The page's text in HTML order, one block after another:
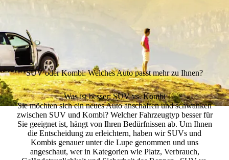
SUV oder Kombi: Welches Auto passt mehr zu Ihnen?
Was ist besser: SUV vs. Kombi
Sie möchten sich ein neues Auto anschaffen und schwanken
zwischen SUV und Kombi? Welcher Fahrzeugtyp besser für
Sie geeignet ist, hängt von Ihren Bedürfnissen ab. Um Ihnen
die Entscheidung zu erleichtern, haben wir SUVs und
Kombis genauer unter die Lupe genommen und uns
angeschaut, wer in Kategorien wie Platz, Verbrauch,